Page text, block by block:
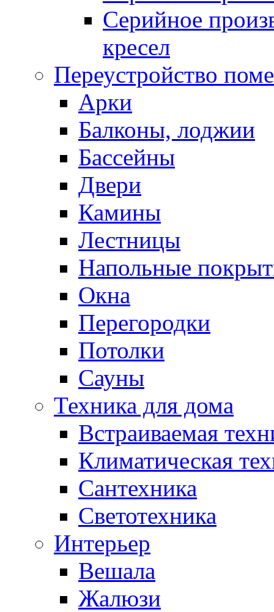
Серийное
кресел
Переустройство
Арки
Балконы, лоджии
Бассейны
Двери
Камины
Лестницы
Напольные
Окна
Перегородки
Потолки
Сауны
Техника для дома
Встраиваемая
Климатическая
Сантехника
Светотехника
Интерьер
Вешала
Жалюзи